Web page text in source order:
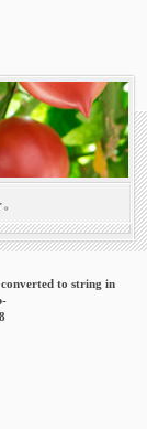
to string in